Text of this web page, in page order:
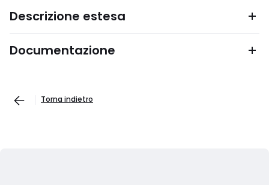
Descrizione estesa
Documentazione
Torna indietro